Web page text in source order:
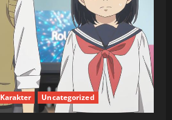
Karakter Uncategorized